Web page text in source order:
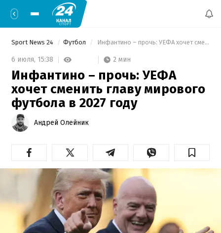
Sport News 24 Футбол Инфантино – прочь: УЕФА хочет сменить главу мирового футбола в 2027 году
6 июля, 15:38 2 мин
Инфантино – прочь: УЕФА
хочет сменить главу мирового
футбола в 2027 году
Андрей Олейник